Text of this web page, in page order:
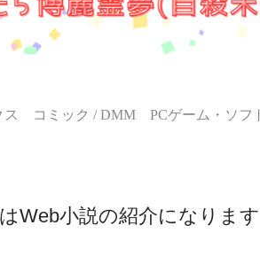
ス コミック / DMM PCゲーム・ソフ
Web小説の紹介になります